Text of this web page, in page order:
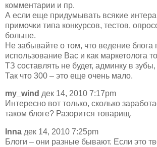
комментарии и пр.
А если еще придумывать всякие
примочки типа конкурсов, тестов,
больше.
Не забывайте о том, что ведение блога
использование Вас и как маркетолога
ТЗ составлять не будет, админку в
Так что 300 – это еще очень мало.
my_wind дек 14, 2010 7:17pm
Интересно вот только, сколько
таком блоге? Разорится товарищ.
Inna дек 14, 2010 7:25pm
Блоги – они разные бывают. Если это